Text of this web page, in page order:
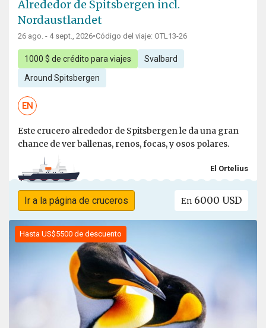
Alrededor de Spitsbergen incl.
Nordaustlandet
26 ago. - 4 sept., 2026•Código del viaje: OTL13-26
1000 $ de crédito para viajes Svalbard
Around Spitsbergen
EN
Este crucero alrededor de Spitsbergen le da una gran
chance de ver ballenas, renos, focas, y osos polares.
El Ortelius
Ir a la página de cruceros En 6000 USD
Hasta US$5500 de descuento